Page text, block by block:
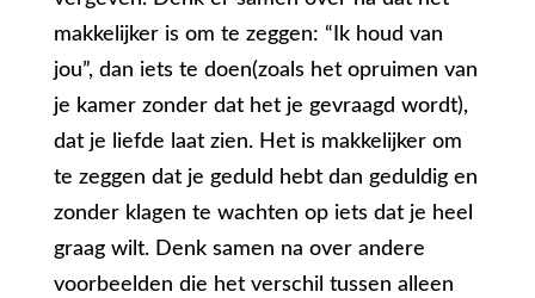
makkelijker is om te zeggen: “Ik houd van
jou”, dan iets te doen(zoals het opruimen van
je kamer zonder dat het je gevraagd wordt),
dat je liefde laat zien. Het is makkelijker om
te zeggen dat je geduld hebt dan geduldig en
zonder klagen te wachten op iets dat je heel
graag wilt. Denk samen na over andere
voorbeelden die het verschil tussen alleen